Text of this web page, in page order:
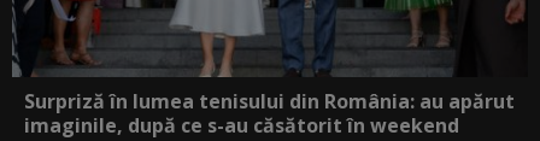
Surpriză în lumea tenisului din România: au apărut
imaginile, după ce s-au căsătorit în weekend